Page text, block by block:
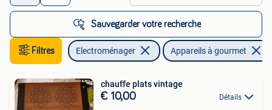
Sauvegarder votre recherche
Filtres Electroménager Appareils à gourmet
chauffe plats vintage
€ 10,00 Détails